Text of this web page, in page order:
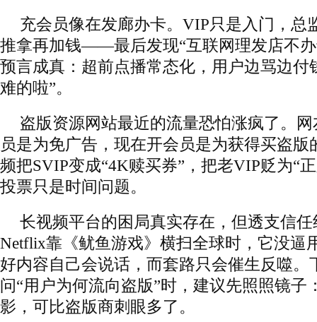
充会员像在发廊办卡。VIP只是入门，总
推拿再加钱——最后发现“互联网理发店不
预言成真：超前点播常态化，用户边骂边付
难的啦”。
盗版资源网站最近的流量恐怕涨疯了。
员是为免广告，现在开会员是为获得买盗版
频把SVIP变成“4K赎买券”，把老VIP贬为“
投票只是时间问题。
长视频平台的困局真实存在，但透支信
Netflix靠《鱿鱼游戏》横扫全球时，它没
好内容自己会说话，而套路只会催生反噬。
问“用户为何流向盗版”时，建议先照照镜子
影，可比盗版商刺眼多了。